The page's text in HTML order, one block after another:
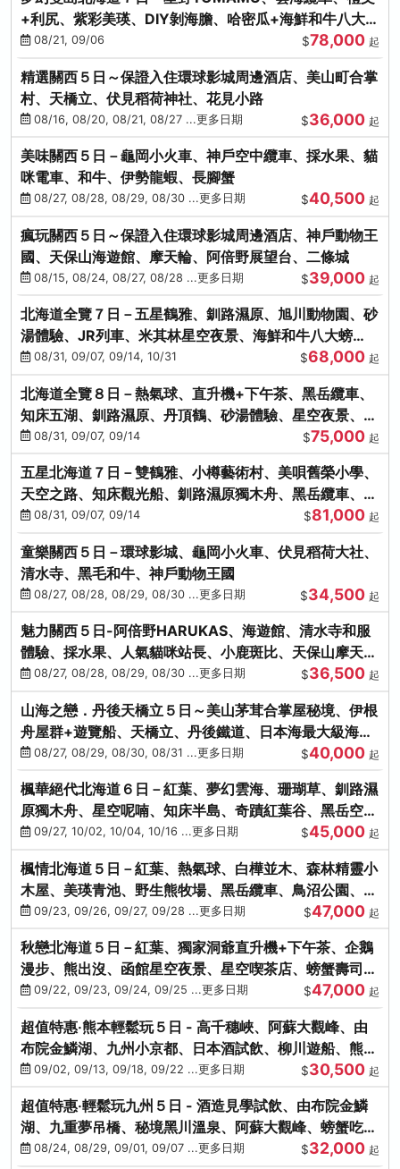
+利尻、紫彩美瑛、DIY剝海膽、哈密瓜+海鮮和牛八大螃
蟹吃到飽
08/21, 09/06 $78,000 起
精選關西５日～保證入住環球影城周邊酒店、美山町合掌
村、天橋立、伏見稻荷神社、花見小路
08/16, 08/20, 08/21, 08/27 ...更多日期 $36,000 起
美味關西５日－龜岡小火車、神戶空中纜車、採水果、貓
咪電車、和牛、伊勢龍蝦、長腳蟹
08/27, 08/28, 08/29, 08/30 ...更多日期 $40,500 起
瘋玩關西５日～保證入住環球影城周邊酒店、神戶動物王
國、天保山海遊館、摩天輪、阿倍野展望台、二條城
08/15, 08/24, 08/27, 08/28 ...更多日期 $39,000 起
北海道全覽７日－五星鶴雅、釧路濕原、旭川動物園、砂
湯體驗、JR列車、米其林星空夜景、海鮮和牛八大螃
蟹、卡哇依熊牧場
08/31, 09/07, 09/14, 10/31 $68,000 起
北海道全覽８日－熱氣球、直升機+下午茶、黑岳纜車、
知床五湖、釧路濕原、丹頂鶴、砂湯體驗、星空夜景、洞
爺花火、螃蟹懷石料理
08/31, 09/07, 09/14 $75,000 起
五星北海道７日－雙鶴雅、小樽藝術村、美唄舊榮小學、
天空之路、知床觀光船、釧路濕原獨木舟、黑岳纜車、流
冰硝子館DIY玻璃杯
08/31, 09/07, 09/14 $81,000 起
童樂關西５日－環球影城、龜岡小火車、伏見稻荷大社、
清水寺、黑毛和牛、神戶動物王國
08/27, 08/28, 08/29, 08/30 ...更多日期 $34,500 起
魅力關西５日-阿倍野HARUKAS、海遊館、清水寺和服
體驗、採水果、人氣貓咪站長、小鹿斑比、天保山摩天
輪、水上巴士
08/27, 08/28, 08/29, 08/30 ...更多日期 $36,500 起
山海之戀．丹後天橋立５日～美山茅茸合掌屋秘境、伊根
舟屋群+遊覽船、天橋立、丹後鐵道、日本海最大級海鮮
市場08/27, 08/29, 08/30, 08/31 ...更多日期 $40,000 起
楓華絕代北海道６日－紅葉、夢幻雲海、珊瑚草、釧路濕
原獨木舟、星空呢喃、知床半島、奇蹟紅葉谷、黑岳空中
纜車、旭山動物園
09/27, 10/02, 10/04, 10/16 ...更多日期 $45,000 起
楓情北海道５日－紅葉、熱氣球、白樺並木、森林精靈小
木屋、美瑛青池、野生熊牧場、黑岳纜車、鳥沼公園、紅
葉奇蹟谷、螃蟹吃到飽
09/23, 09/26, 09/27, 09/28 ...更多日期 $47,000 起
秋戀北海道５日－紅葉、獨家洞爺直升機+下午茶、企鵝
漫步、熊出沒、函館星空夜景、星空喫茶店、螃蟹壽司、
海膽、三大螃蟹放題
09/22, 09/23, 09/24, 09/25 ...更多日期 $47,000 起
超值特惠‧熊本輕鬆玩５日 - 高千穗峽、阿蘇大觀峰、由
布院金鱗湖、九州小京都、日本酒試飲、柳川遊船、熊本
城、熊本AEON
09/02, 09/13, 09/18, 09/22 ...更多日期 $30,500 起
超值特惠‧輕鬆玩九州５日 - 酒造見學試飲、由布院金鱗
湖、九重夢吊橋、秘境黑川溫泉、阿蘇大觀峰、螃蟹吃到
飽08/24, 08/29, 09/01, 09/07 ...更多日期 $32,000 起